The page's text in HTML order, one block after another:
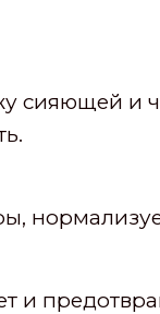
сияющей и
и